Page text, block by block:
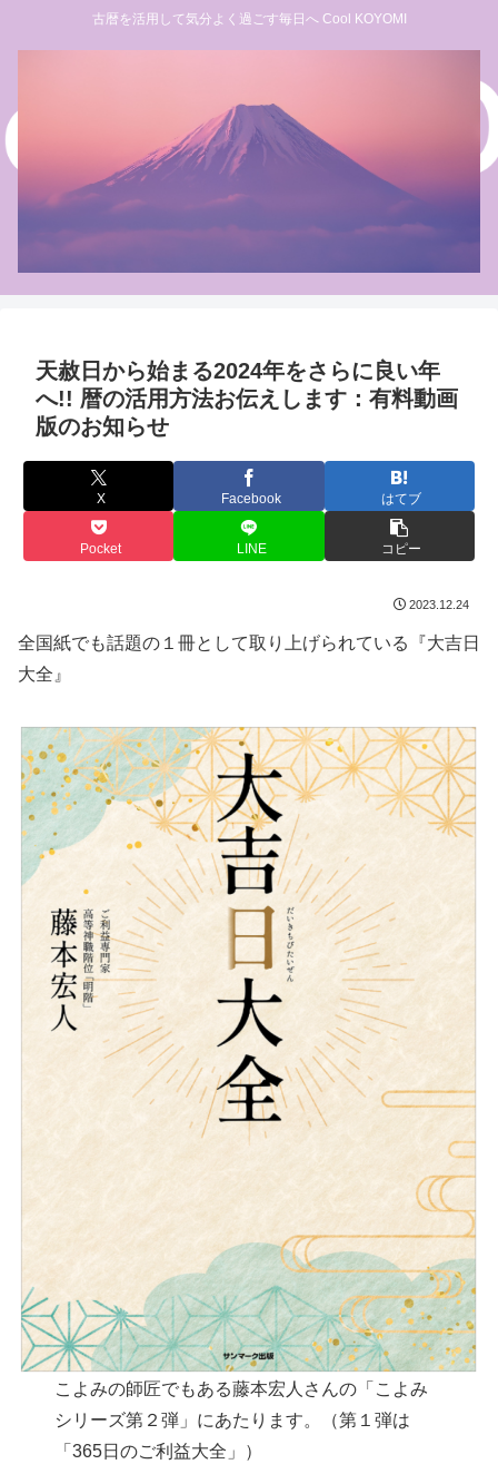
古暦を活用して気分よく過ごす毎日へ Cool KOYOMI
天赦日から始まる2024年をさらに良い年
へ!! 暦の活用方法お伝えします：有料動画
版のお知らせ
X Facebook はてブ
Pocket LINE コピー
2023.12.24
全国紙でも話題の１冊として取り上げられている『大吉日
大全』
こよみの師匠でもある藤本宏人さんの「こよみ
シリーズ第２弾」にあたります。（第１弾は
「365日のご利益大全」）